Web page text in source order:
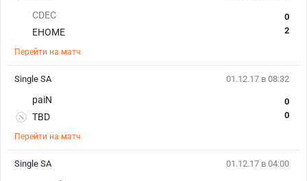
CDEC
EHOME
0
2
Перейти на матч
01.12.17 в 08:32
paiN
TBD
0
0
Перейти на матч
Single SA
01.12.17 в 04:00
Single SA